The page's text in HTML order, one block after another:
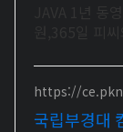
https://
국립부경대